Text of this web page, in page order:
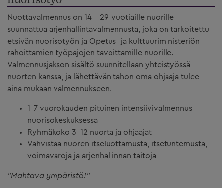
Nuottavalmennus on 14 - 29-vuotiaille nuorille
suunnattua arjenhallintavalmennusta, joka on tarkoitettu
etsivän nuorisotyön ja Opetus- ja kulttuuriministeriön
rahoittamien työpajojen tavoittamille nuorille.
Valmennusjakson sisältö suunnitellaan yhteistyössä
nuorten kanssa, ja lähettävän tahon oma ohjaaja tulee
aina mukaan valmennukseen.
1–7 vuorokauden pituinen intensiivivalmennus
nuorisokeskuksessa
Ryhmäkoko 3–12 nuorta ja ohjaajat
Vahvistaa nuoren itseluottamusta, itsetuntemusta,
voimavaroja ja arjenhallinnan taitoja
"Mahtava ympäristö!"